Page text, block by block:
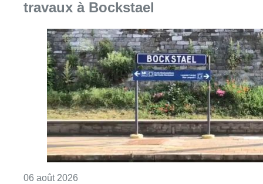
travaux à Bockstael
06 août 2026